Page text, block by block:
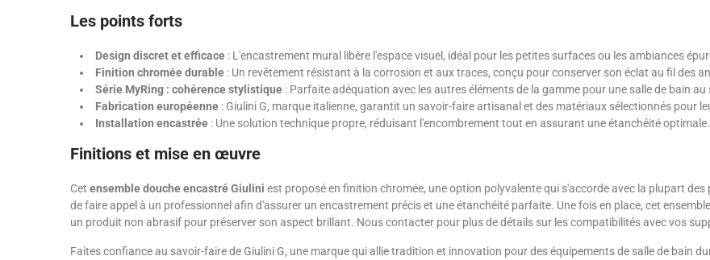
Les points forts
Design discret et efficace : L'encastrement mural libère l'espace visuel, idéal pour les petites surfaces ou les ambiances
Finition chromée durable : Un revêtement résistant à la corrosion et aux traces, conçu pour conserver son éclat au fil des
Série MyRing : cohérence stylistique : Parfaite adéquation avec les autres éléments de la gamme pour une salle de bain au
Fabrication européenne : Giulini G, marque italienne, garantit un savoir-faire artisanal et des matériaux sélectionnés pour
Installation encastrée : Une solution technique propre, réduisant l'encombrement tout en assurant une étanchéité optimale.
Finitions et mise en œuvre
Cet ensemble douche encastré Giulini est proposé en finition chromée, une option polyvalente qui s'accorde avec la plupart
de faire appel à un professionnel afin d'assurer un encastrement précis et une étanchéité parfaite. Une fois en place, cet
un produit non abrasif pour préserver son aspect brillant. Nous contacter pour plus de détails sur les compatibilités avec vos
Faites confiance au savoir-faire de Giulini G, une marque qui allie tradition et innovation pour des équipements de salle de bain